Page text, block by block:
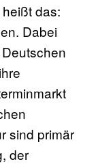
das:
Dabei
sind primär
der